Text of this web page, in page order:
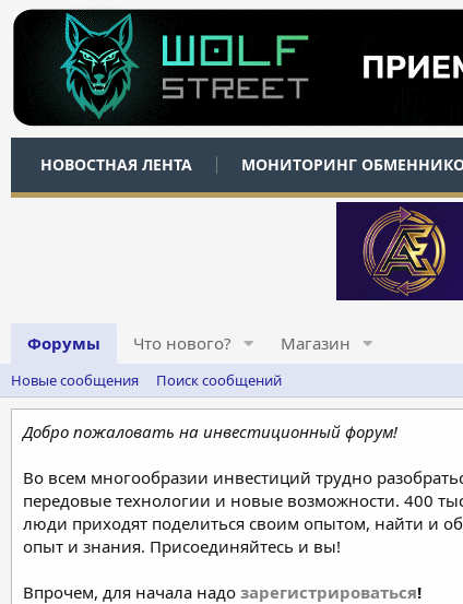
НОВОСТНАЯ ЛЕНТА МОНИТОРИНГ
Форумы Что нового? Магазин
Новые сообщения Поиск сообщений
Добро пожаловать на инвестиционный форум!
Во всем многообразии инвестиций трудно
передовые технологии и новые возможности. 400
люди приходят поделиться своим опытом, найти и
опыт и знания. Присоединяйтесь и вы!
Впрочем, для начала надо зарегистрироваться!